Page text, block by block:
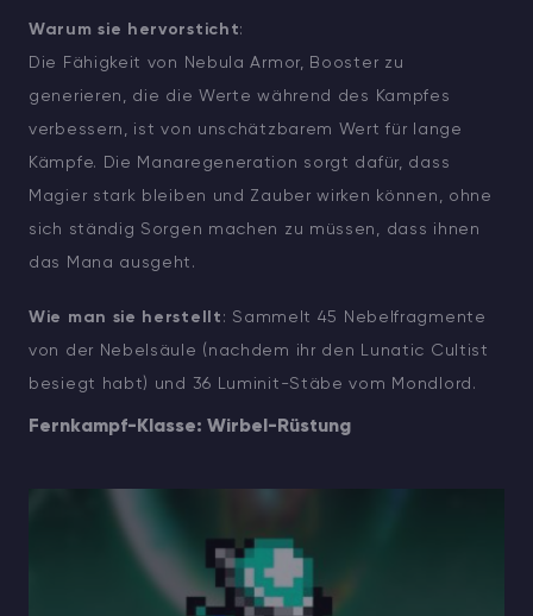
Warum sie hervorsticht:
Die Fähigkeit von Nebula Armor, Booster zu
generieren, die die Werte während des Kampfes
verbessern, ist von unschätzbarem Wert für lange
Kämpfe. Die Manaregeneration sorgt dafür, dass
Magier stark bleiben und Zauber wirken können, ohne
sich ständig Sorgen machen zu müssen, dass ihnen
das Mana ausgeht.
Wie man sie herstellt : Sammelt 45 Nebelfragmente
von der Nebelsäule (nachdem ihr den Lunatic Cultist
besiegt habt) und 36 Luminit-Stäbe vom Mondlord.
Fernkampf-Klasse: Wirbel-Rüstung